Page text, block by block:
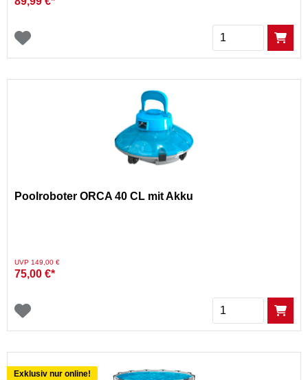
Menge
Poolroboter ORCA 40 CL mit Akku
Preis reduziert von
UVP 149,00 €auf
75,00 €*
Menge
Exklusiv nur online!